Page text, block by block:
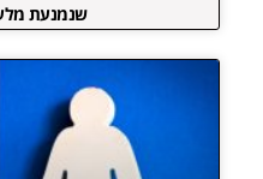
שנמנעת